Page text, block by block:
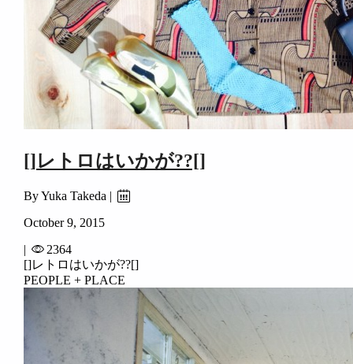
[]レトロはいかが??[]
By Yuka Takeda |
October 9, 2015
|
2364
[]レトロはいかが??[]
PEOPLE + PLACE